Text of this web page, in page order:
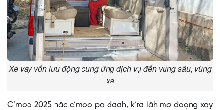
Xe vay vốn lưu động cung ứng dịch vụ đến vùng sâu, vùng
xa
C’moo 2025 năc c’moo pa đơơh, k’rơ lâh mơ đoọng xay